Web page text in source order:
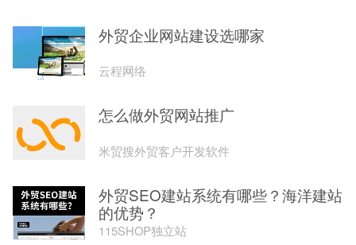
外贸企业网站建设选哪家
云程网络
怎么做外贸网站推广
米贸搜外贸客户开发软件
外贸SEO建站系统有哪些？海洋建站
的优势？
115SHOP独立站